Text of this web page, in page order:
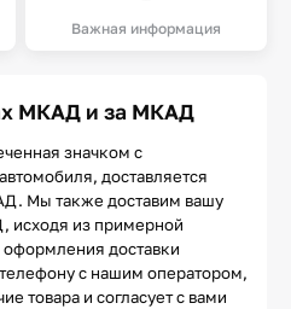
Важная информация
МКАД и за МКАД
значком с
доставляется
Мы также доставим вашу
исходя из примерной
доставки
с нашим оператором,
товара и согласует с вами